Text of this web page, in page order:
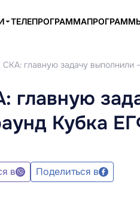
ТЕЛЕПРОГРАММА
СКА: главную задачу
главную
Кубка
в Поделиться в